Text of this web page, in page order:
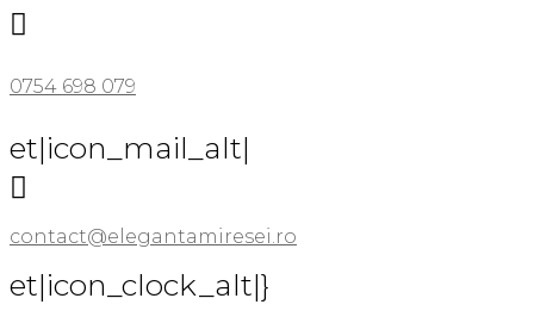

0754 698 079
et|icon_mail_alt|

contact@elegantamiresei.ro
et|icon_clock_alt|}